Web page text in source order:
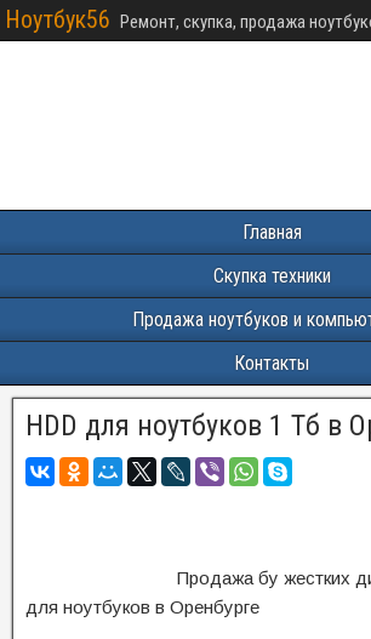
Ноутбук56 Ремонт, скупка, продажа
Главная
Скупка техники
Продажа ноутбуков и
Контакты
HDD для ноутбуков 1 Тб в
Продажа бу жестких
для ноутбуков в Оренбурге